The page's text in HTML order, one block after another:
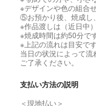
※デザインや色の組合
⑤お預かり後、焼成し
※作品渡しは（近日中
※焼成時間は約50分です
※上記の流れは目安です
当日の状況によって
ご了承ください。
支払い方法の説明
＜現地払い＞